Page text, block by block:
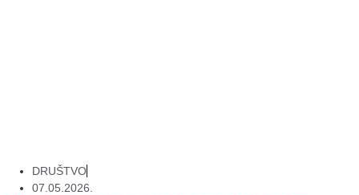
DRUŠTVO
07.05.2026.